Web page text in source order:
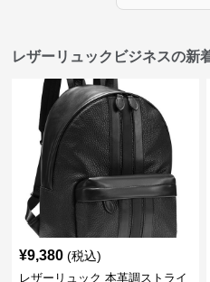
レザーリュックビジネスの新
¥9,380 (税込)
レザーリュック 本革調ストライ